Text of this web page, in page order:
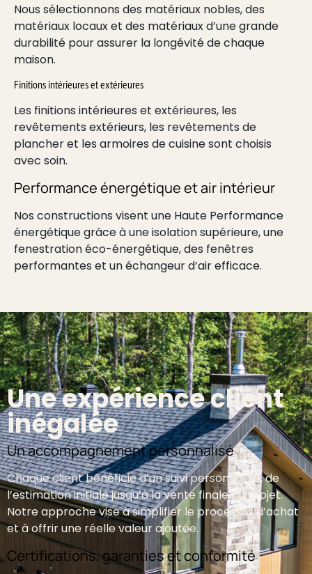
Nous sélectionnons des matériaux nobles, des
matériaux locaux et des matériaux d’une grande
durabilité pour assurer la longévité de chaque
maison.
Finitions intérieures et extérieures
Les finitions intérieures et extérieures, les
revêtements extérieurs, les revêtements de
plancher et les armoires de cuisine sont choisis
avec soin.
Performance énergétique et air intérieur
Nos constructions visent une Haute Performance
énergétique grâce à une isolation supérieure, une
fenestration éco-énergétique, des fenêtres
performantes et un échangeur d’air efficace.
Une expérience client
inégalée
Un accompagnement personnalisé
Chaque client bénéficie d’un suivi personnalisé, de
l’estimation initiale jusqu’à la vente finale du projet.
Notre approche vise à simplifier le processus d’achat
et à offrir une réelle valeur ajoutée.
Certifications, garanties et conformité